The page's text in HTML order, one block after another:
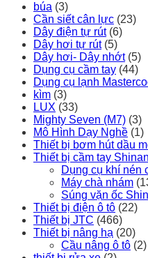
búa (3)
Cần siết cân lực (23)
Dây điện tự rút (6)
Dây hơi tự rút (5)
Dây hơi- Dây nhớt (5)
Dụng cụ cầm tay (44)
Dụng cụ lạnh
kìm (3)
LUX (33)
Mighty Seven (M7) (3)
Mô Hình Dạy Nghề (1)
Thiết bị bơm hút dầu
Thiết bị cầm tay
Dụng cụ khí nén
Máy chà nhám
Súng vặn ốc
Thiết bị điện ô tô (22)
Thiết bị JTC (466)
Thiết bị nâng hạ (20)
Cầu nâng ô tô (2)